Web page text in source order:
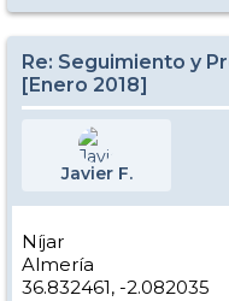
Re: Seguimiento y
[Enero 2018]
Javier F.
Níjar
Almería
36.832461, -2.082035